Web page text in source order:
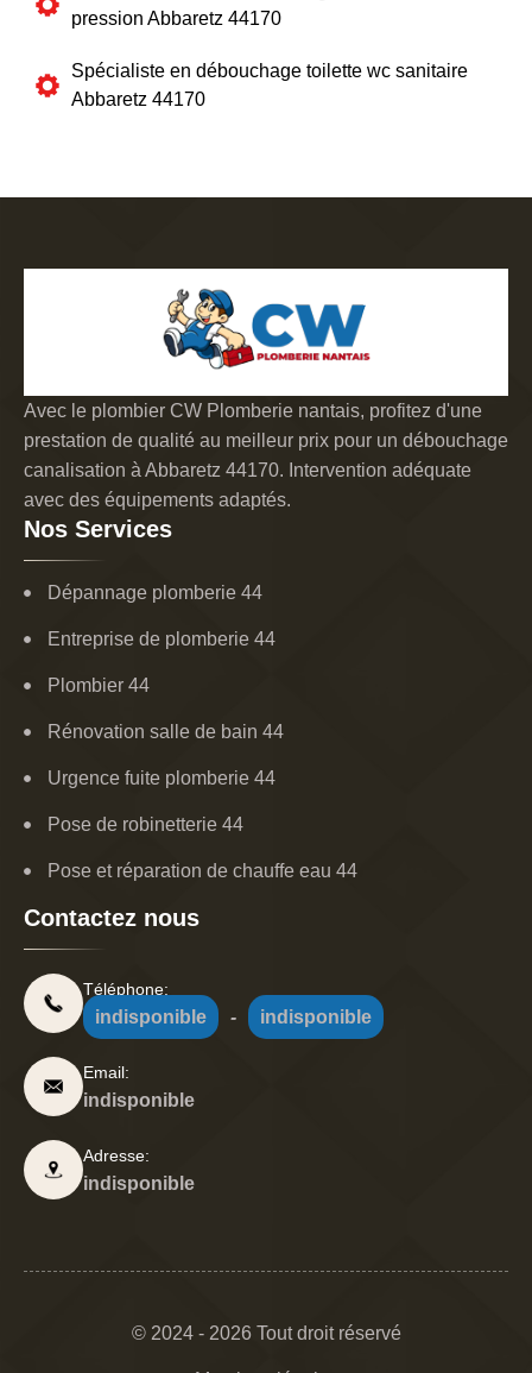
pression Abbaretz 44170
Spécialiste en débouchage toilette wc sanitaire
Abbaretz 44170
Avec le plombier CW Plomberie nantais, profitez d'une
prestation de qualité au meilleur prix pour un débouchage
canalisation à Abbaretz 44170. Intervention adéquate
avec des équipements adaptés.
Nos Services
Dépannage plomberie 44
Entreprise de plomberie 44
Plombier 44
Rénovation salle de bain 44
Urgence fuite plomberie 44
Pose de robinetterie 44
Pose et réparation de chauffe eau 44
Contactez nous
Téléphone:
indisponible - indisponible
Email:
indisponible
Adresse:
indisponible
© 2024 - 2026 Tout droit réservé